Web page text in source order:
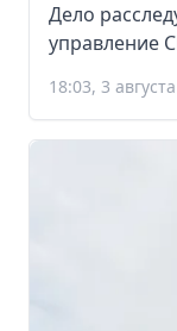
Дело
управление
18:03, 3 августа